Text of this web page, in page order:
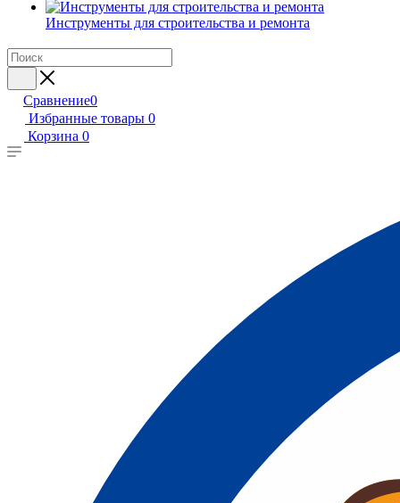
Инструменты для строительства и ремонта
Сравнение0
Избранные товары 0
Корзина 0